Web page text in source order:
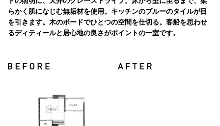
らかく肌になじむ無垢材を使用。キッチンのブルーのタイルが目
を引きます。木のボードでひとつの空間を仕切る。客船を思わせ
るディティールと居心地の良さがポイントの一室です。